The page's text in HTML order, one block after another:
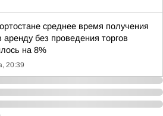
среднее время получения
аренду без проведения торгов
на 8%
20:39